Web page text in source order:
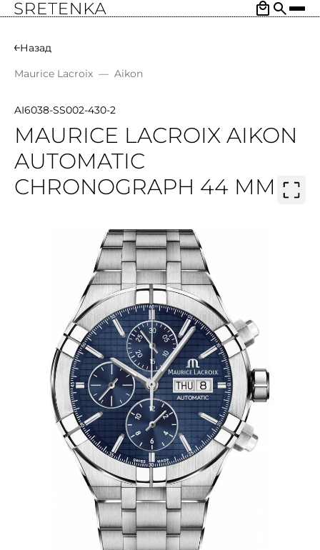
Назад
Maurice Lacroix — Aikon
AI6038-SS002-430-2
MAURICE LACROIX AIKON
AUTOMATIC
CHRONOGRAPH 44 MM